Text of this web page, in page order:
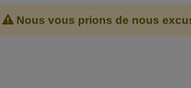
Nous vous prions de nous